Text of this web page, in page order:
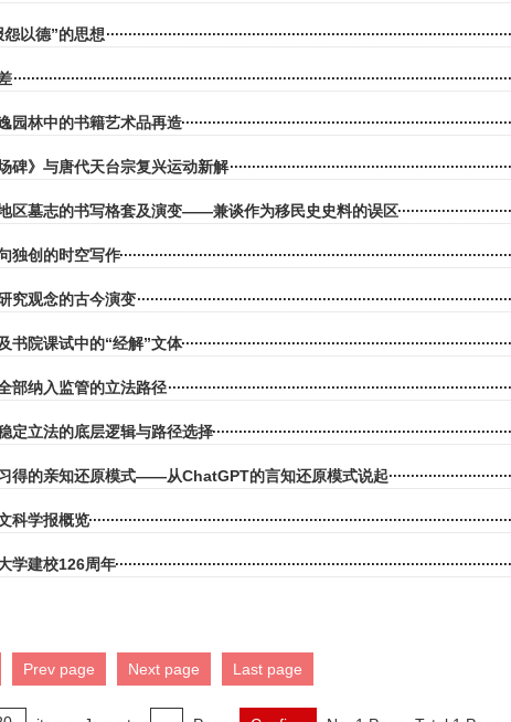
怨以德”的思想
园林中的书籍艺术品再造
碑》与唐代天台宗复兴运动新解
区墓志的书写格套及演变——兼谈作为移民史史料的误区
独创的时空写作
究观念的古今演变
书院课试中的“经解”文体
部纳入监管的立法路径
定立法的底层逻辑与路径选择
得的亲知还原模式——从ChatGPT的言知还原模式说起
科学报概览
学建校126周年
Prev page Next page Last page